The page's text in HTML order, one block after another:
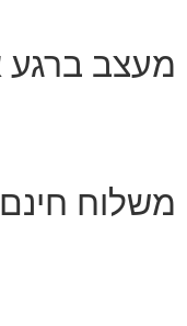
מעצב
משלוח חינם